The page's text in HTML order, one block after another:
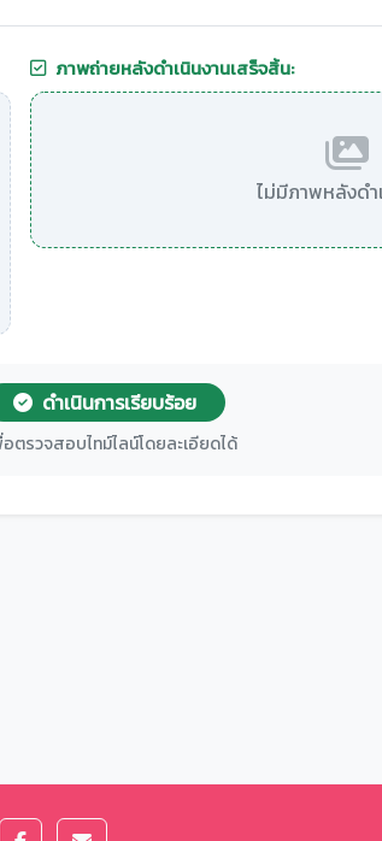
ภาพถ่ายหลังดำเนินงานเสร็จสิ้น:
ไม่มีภาพหลังดำ
ดำเนินการเรียบร้อย
ตรวจสอบไทม์ไลน์โดยละเอียดได้